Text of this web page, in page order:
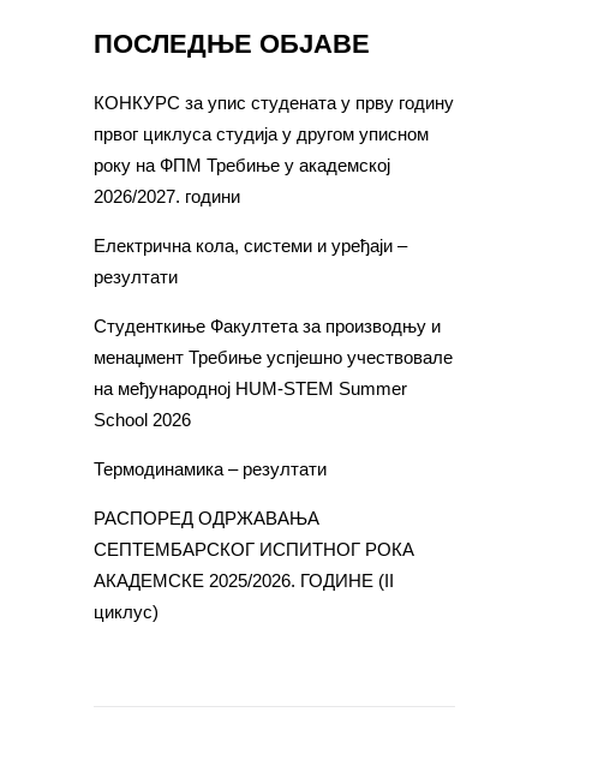
ПОСЛЕДЊЕ ОБЈАВЕ
КОНКУРС за упис студената у прву годину
првог циклуса студија у другом уписном
року на ФПМ Требиње у академској
2026/2027. години
Електрична кола, системи и уређаји –
резултати
Студенткиње Факултета за производњу и
менаџмент Требиње успјешно учествовале
на међународној HUM-STEM Summer
School 2026
Термодинамика – резултати
РАСПОРЕД ОДРЖАВАЊА
СЕПТЕМБАРСКОГ ИСПИТНОГ РОКА
АКАДЕМСКЕ 2025/2026. ГОДИНЕ (II
циклус)